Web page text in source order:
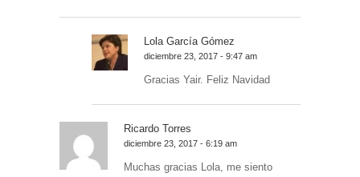
Lola García Gómez
diciembre 23, 2017 - 9:47 am
Gracias Yair. Feliz Navidad
Ricardo Torres
diciembre 23, 2017 - 6:19 am
Muchas gracias Lola, me siento